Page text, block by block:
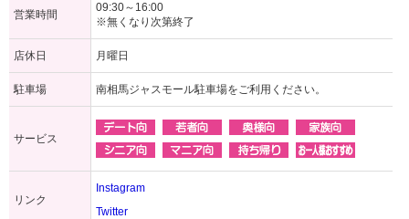
営業時間
09:30～16:00
※無くなり次第終了
店休日 月曜日
駐車場 南相馬ジャスモール駐車場をご利用ください。
サービス
リンク
Instagram
Twitter